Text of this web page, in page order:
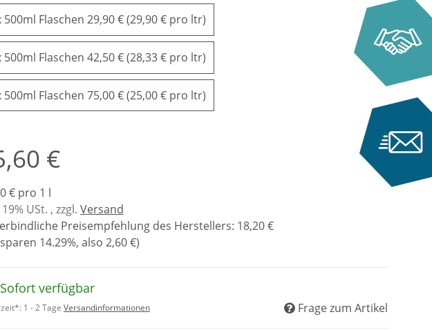
500ml Flaschen 2 x 500ml Flaschen
29,90 € (29,90 € pro ltr)
500ml Flaschen 3 x 500ml Flaschen
42,50 € (28,33 € pro ltr)
500ml Flaschen 6 x 500ml Flaschen
75,00 € (25,00 € pro ltr)
€
€ pro 1 l
USt. , zzgl. Versand
Preisempfehlung des Herstellers: 18,20 €
14.29%, also 2,60 €)
Sofort verfügbar
1 - 2 Tage Versandinformationen Frage zum Artikel